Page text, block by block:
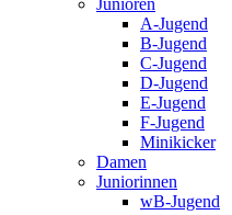
Junioren
A-Jugend
B-Jugend
C-Jugend
D-Jugend
E-Jugend
F-Jugend
Minikicker
Damen
Juniorinnen
wB-Jugend